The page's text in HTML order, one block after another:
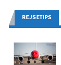
REJSETIPS